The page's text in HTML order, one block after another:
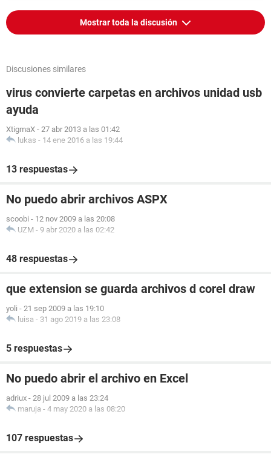
Mostrar toda la discusión
Discusiones similares
virus convierte carpetas en archivos unidad usb
ayuda
XtigmaX - 27 abr 2013 a las 01:42
lukas - 14 ene 2016 a las 19:44
13 respuestas
No puedo abrir archivos ASPX
scoobi - 12 nov 2009 a las 20:08
UZM - 9 abr 2020 a las 02:42
48 respuestas
que extension se guarda archivos d corel draw
yoli - 21 sep 2009 a las 19:10
luisa - 31 ago 2019 a las 23:08
5 respuestas
No puedo abrir el archivo en Excel
adriux - 28 jul 2009 a las 23:24
maruja - 4 may 2020 a las 08:20
107 respuestas